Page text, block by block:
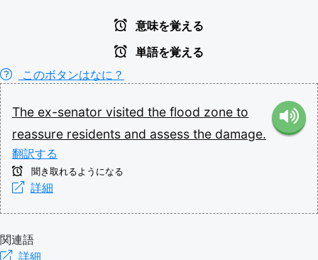
意味を覚える
単語を覚える
このボタンはなに？
The ex-senator visited the flood zone to
reassure residents and assess the damage.
翻訳する
聞き取れるようになる
詳細
関連語
詳細